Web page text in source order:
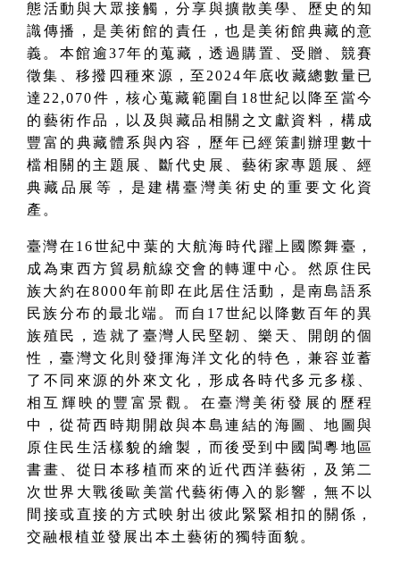
態活動與大眾接觸，分享與擴散美學、歷史的知
識傳播，是美術館的責任，也是美術館典藏的意
義。本館逾37年的蒐藏，透過購置、受贈、競賽
徵集、移撥四種來源，至2024年底收藏總數量已
達22,070件，核心蒐藏範圍自18世紀以降至當今
的藝術作品，以及與藏品相關之文獻資料，構成
豐富的典藏體系與內容，歷年已經策劃辦理數十
檔相關的主題展、斷代史展、藝術家專題展、經
典藏品展等，是建構臺灣美術史的重要文化資
產。
臺灣在16世紀中葉的大航海時代躍上國際舞臺，
成為東西方貿易航線交會的轉運中心。然原住民
族大約在8000年前即在此居住活動，是南島語系
民族分布的最北端。而自17世紀以降數百年的異
族殖民，造就了臺灣人民堅韌、樂天、開朗的個
性，臺灣文化則發揮海洋文化的特色，兼容並蓄
了不同來源的外來文化，形成各時代多元多樣、
相互輝映的豐富景觀。在臺灣美術發展的歷程
中，從荷西時期開啟與本島連結的海圖、地圖與
原住民生活樣貌的繪製，而後受到中國閩粵地區
書畫、從日本移植而來的近代西洋藝術，及第二
次世界大戰後歐美當代藝術傳入的影響，無不以
間接或直接的方式映射出彼此緊緊相扣的關係，
交融根植並發展出本土藝術的獨特面貌。